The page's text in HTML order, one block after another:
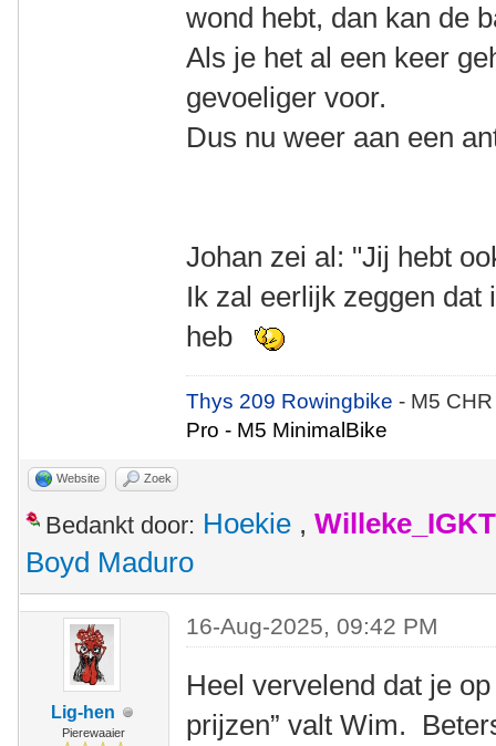
wond hebt, dan kan de
Als je het al een keer
gevoeliger voor.
Dus nu weer aan een
Johan zei al: "Jij hebt
Ik zal eerlijk zeggen
heb
Thys 209 Rowingbike- M5
Pro - M5 MinimalBike
Website Zoek
Bedankt door: Hoekie , Willeke_IGKT
Boyd Maduro
Lig-hen
Pierewaaier
16-Aug-2025, 09:42 PM
Heel vervelend dat je
prijzen” valt Wim.